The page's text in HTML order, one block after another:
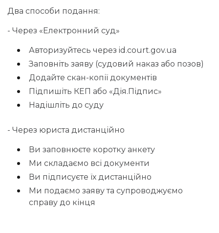
Два способи подання:
- Через «Електронний суд»
Авторизуйтесь через id.court.gov.ua
Заповніть заяву (судовий наказ або позов)
Додайте скан-копії документів
Підпишіть КЕП або «Дія.Підпис»
Надішліть до суду
- Через юриста дистанційно
Ви заповнюєте коротку анкету
Ми складаємо всі документи
Ви підписуєте їх дистанційно
Ми подаємо заяву та супроводжуємо
справу до кінця